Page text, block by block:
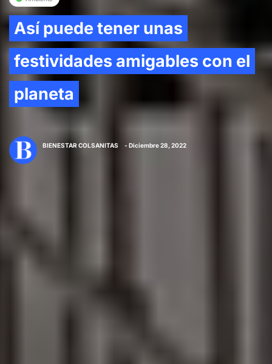
Así puede tener unas
festividades amigables con el
planeta
BIENESTAR COLSANITAS - Diciembre 28, 2022